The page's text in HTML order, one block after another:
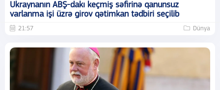
Ukraynanın ABŞ-dakı keçmiş səfirinə qanunsuz
varlanma işi üzrə girov qətimkan tədbiri seçilib
21:57 Dünya